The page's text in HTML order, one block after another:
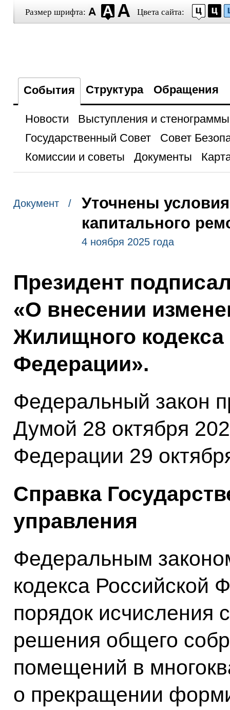
Размер шрифта: Цвета сайта:
События Структура Обращения
Новости
Выступления и стенограммы
Государственный Совет
Совет
Комиссии и советы
Документы
Документ /
Уточнены
капитального
4 ноября 2025 года
Президент
«О внесении
Жилищного кодекса
Федерации».
Федеральный закон
Думой 28 октября
Федерации 29
Справка
управления
Федеральным
кодекса Российской
порядок исчисления
решения общего
помещений в
о прекращении